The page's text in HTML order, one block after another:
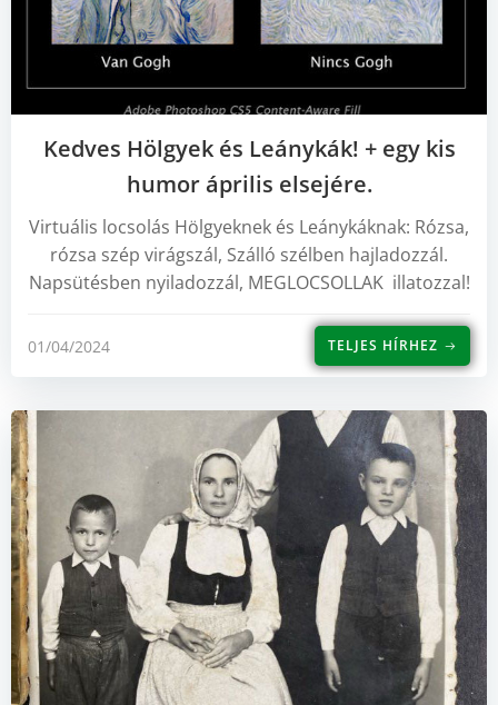
Kedves Hölgyek és Leánykák! + egy kis
humor április elsejére.
Virtuális locsolás Hölgyeknek és Leánykáknak: Rózsa,
rózsa szép virágszál, Szálló szélben hajladozzál.
Napsütésben nyiladozzál, MEGLOCSOLLAK illatozzal!
01/04/2024 TELJES HÍRHEZ